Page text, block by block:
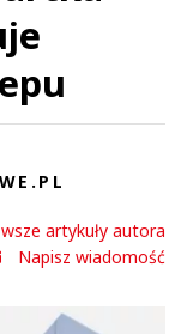
artykuły autora
Napisz wiadomość